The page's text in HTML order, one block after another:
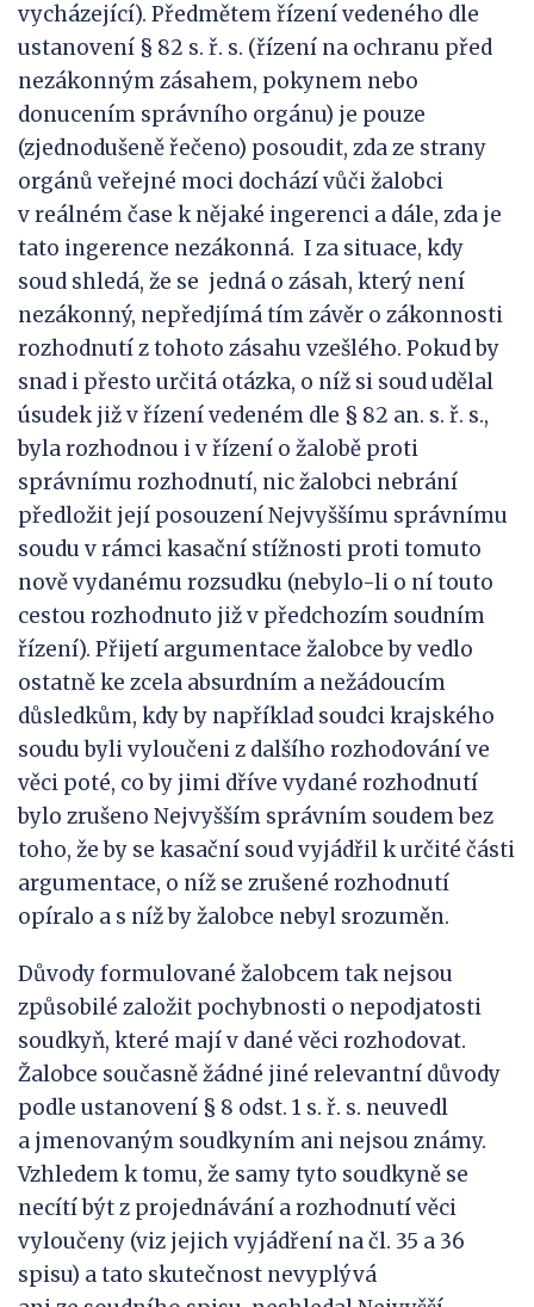
vycházející). Předmětem řízení vedeného dle
ustanovení § 82 s. ř. s. (řízení na ochranu před
nezákonným zásahem, pokynem nebo
donucením správního orgánu) je pouze
(zjednodušeně řečeno) posoudit, zda ze strany
orgánů veřejné moci dochází vůči žalobci
v reálném čase k nějaké ingerenci a dále, zda je
tato ingerence nezákonná. I za situace, kdy
soud shledá, že se jedná o zásah, který není
nezákonný, nepředjímá tím závěr o zákonnosti
rozhodnutí z tohoto zásahu vzešlého. Pokud by
snad i přesto určitá otázka, o níž si soud udělal
úsudek již v řízení vedeném dle § 82 an. s. ř. s.,
byla rozhodnou i v řízení o žalobě proti
správnímu rozhodnutí, nic žalobci nebrání
předložit její posouzení Nejvyššímu správnímu
soudu v rámci kasační stížnosti proti tomuto
nově vydanému rozsudku (nebylo-li o ní touto
cestou rozhodnuto již v předchozím soudním
řízení). Přijetí argumentace žalobce by vedlo
ostatně ke zcela absurdním a nežádoucím
důsledkům, kdy by například soudci krajského
soudu byli vyloučeni z dalšího rozhodování ve
věci poté, co by jimi dříve vydané rozhodnutí
bylo zrušeno Nejvyšším správním soudem bez
toho, že by se kasační soud vyjádřil k určité části
argumentace, o níž se zrušené rozhodnutí
opíralo a s níž by žalobce nebyl srozuměn.
Důvody formulované žalobcem tak nejsou
způsobilé založit pochybnosti o nepodjatosti
soudkyň, které mají v dané věci rozhodovat.
Žalobce současně žádné jiné relevantní důvody
podle ustanovení § 8 odst. 1 s. ř. s. neuvedl
a jmenovaným soudkyním ani nejsou známy.
Vzhledem k tomu, že samy tyto soudkyně se
necítí být z projednávání a rozhodnutí věci
vyloučeny (viz jejich vyjádření na čl. 35 a 36
spisu) a tato skutečnost nevyplývá